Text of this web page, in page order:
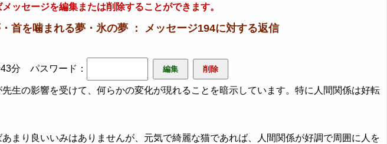
ッセージを編集または削除することができます。
首を噛まれる夢・氷の夢 ： メッセージ194に対する返信
分 パスワード：
生の影響を受けて、何らかの変化が現れることを暗示しています。特に人間関係は好転
まり良いいみはありませんが、元気で綺麗な猫であれば、人間関係が好調で周囲に人を